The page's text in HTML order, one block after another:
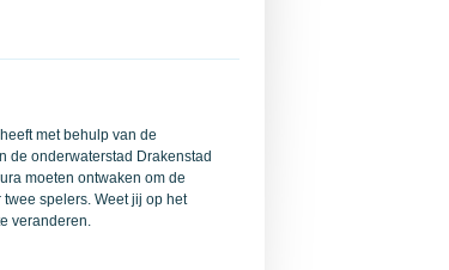
met behulp van de
de onderwaterstad Drakenstad
moeten ontwaken om de
spelers. Weet jij op het
veranderen.